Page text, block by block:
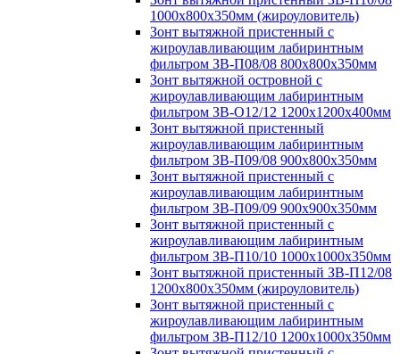
1000х800х350мм (жироуловитель)
Зонт вытяжной пристенный с
жироулавливающим лабиринтным
фильтром ЗВ-П08/08 800х800х350мм
Зонт вытяжной островной с
жироулавливающим лабиринтным
фильтром ЗВ-О12/12 1200х1200х400мм
Зонт вытяжной пристенный
жироулавливающим лабиринтным
фильтром ЗВ-П09/08 900х800х350мм
Зонт вытяжной пристенный с
жироулавливающим лабиринтным
фильтром ЗВ-П09/09 900х900х350мм
Зонт вытяжной пристенный с
жироулавливающим лабиринтным
фильтром ЗВ-П10/10 1000х1000х350мм
Зонт вытяжной пристенный ЗВ-П12/08
1200х800х350мм (жироуловитель)
Зонт вытяжной пристенный с
жироулавливающим лабиринтным
фильтром ЗВ-П12/10 1200х1000х350мм